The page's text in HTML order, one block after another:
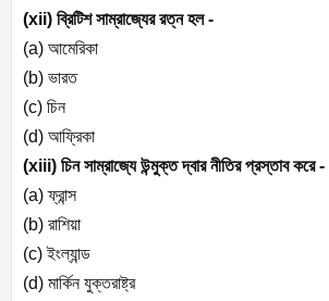
(xii) ব্রিটিশ সাম্রাজ্যের রত্ন হল -
(a) আমেরিকা
(b) ভারত
(c) চিন
(d) আফ্রিকা
(xiii) চিন সাম্রাজ্যে উন্মুক্ত দ্বার নীতির প্রস্তাব করে -
(a)ফ্রান্স
(b) রাশিয়া
(c)ইংল্যান্ড
(d) মার্কিন যুক্তরাষ্ট্র